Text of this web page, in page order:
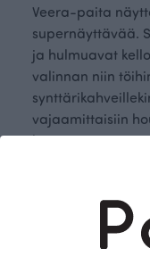
Veera-paita
supernäyttävää.
ja hulmuavat
valinnan niin
vajaamittaisiin
loput. Veera on